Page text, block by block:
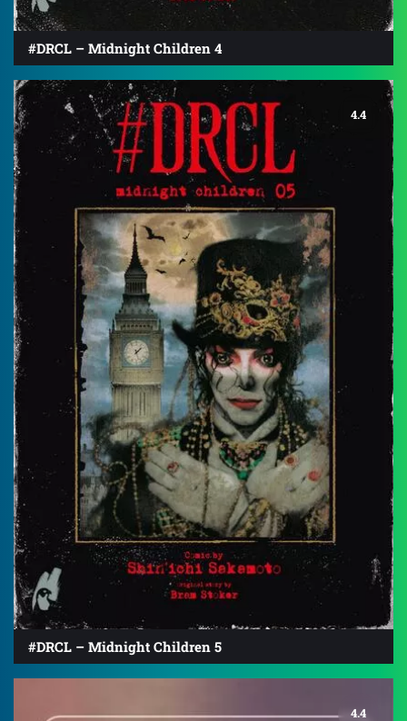
#DRCL – Midnight Children 4
4.4
#DRCL – Midnight Children 5
4.4